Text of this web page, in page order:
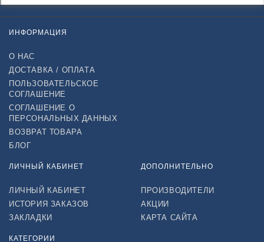
ИНФОРМАЦИЯ
О НАС
ДОСТАВКА / ОПЛАТА
ПОЛЬЗОВАТЕЛЬСКОЕ
СОГЛАШЕНИЕ
СОГЛАШЕНИЕ О
ПЕРСОНАЛЬНЫХ ДАННЫХ
ВОЗВРАТ ТОВАРА
БЛОГ
ЛИЧНЫЙ КАБИНЕТ
ЛИЧНЫЙ КАБИНЕТ
ИСТОРИЯ ЗАКАЗОВ
ЗАКЛАДКИ
ДОПОЛНИТЕЛЬНО
ПРОИЗВОДИТЕЛИ
АКЦИИ
КАРТА САЙТА
КАТЕГОРИИ